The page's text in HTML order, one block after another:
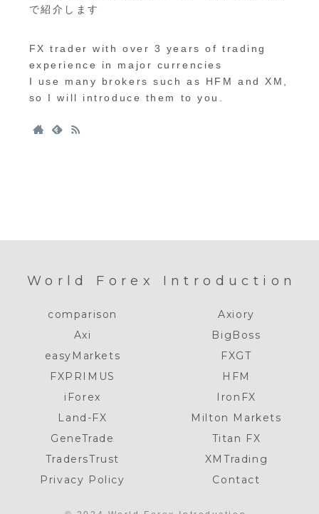
で紹介します
FX trader with over 3 years of trading
experience in major currencies
I use many brokers such as HFM and XM,
so I will introduce them to you.
World Forex Introduction
comparison
Axiory
Axi
BigBoss
easyMarkets
FXGT
FXPRIMUS
HFM
iForex
IronFX
Land-FX
Milton Markets
GeneTrade
Titan FX
TradersTrust
XMTrading
Privacy Policy
Contact